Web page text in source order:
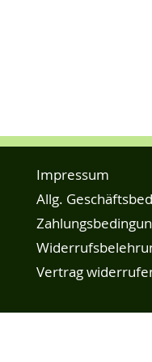
Impressum
Allg.
Vertrag